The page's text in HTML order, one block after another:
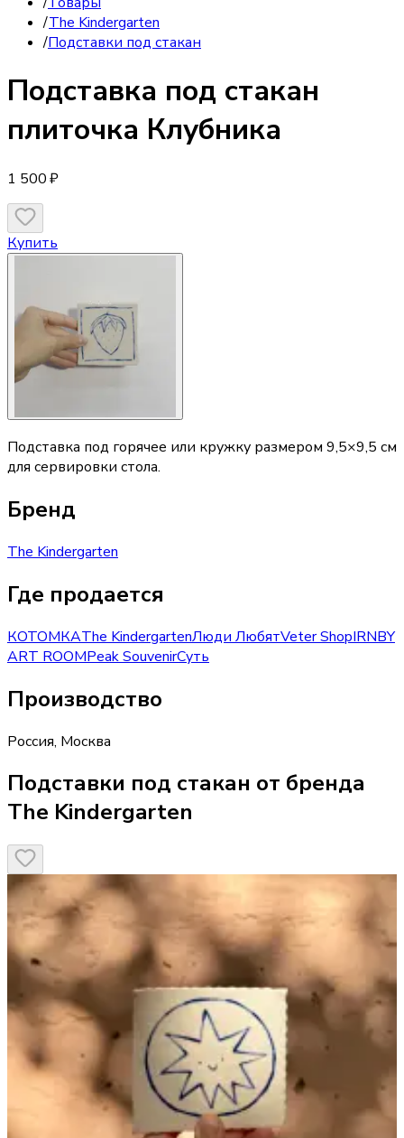
/The Kindergarten
/Подставки под стакан
Подставка под стакан
плиточка Клубника
1 500 ₽
Купить
Подставка под горячее или кружку размером 9,5×9,5 см
для сервировки стола.
Бренд
The Kindergarten
Где продается
КОТОМКАThe KindergartenЛюди ЛюбятVeter ShopIRNBY
ART ROOMPeak SouvenirСуть
Производство
Россия, Москва
Подставки под стакан от бренда
The Kindergarten